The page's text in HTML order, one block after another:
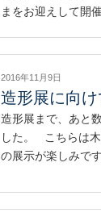
まをお迎えして開
2016年11月9日
造形展に向け
造形展まで、あと
した。 こちらは
の展示が楽しみです